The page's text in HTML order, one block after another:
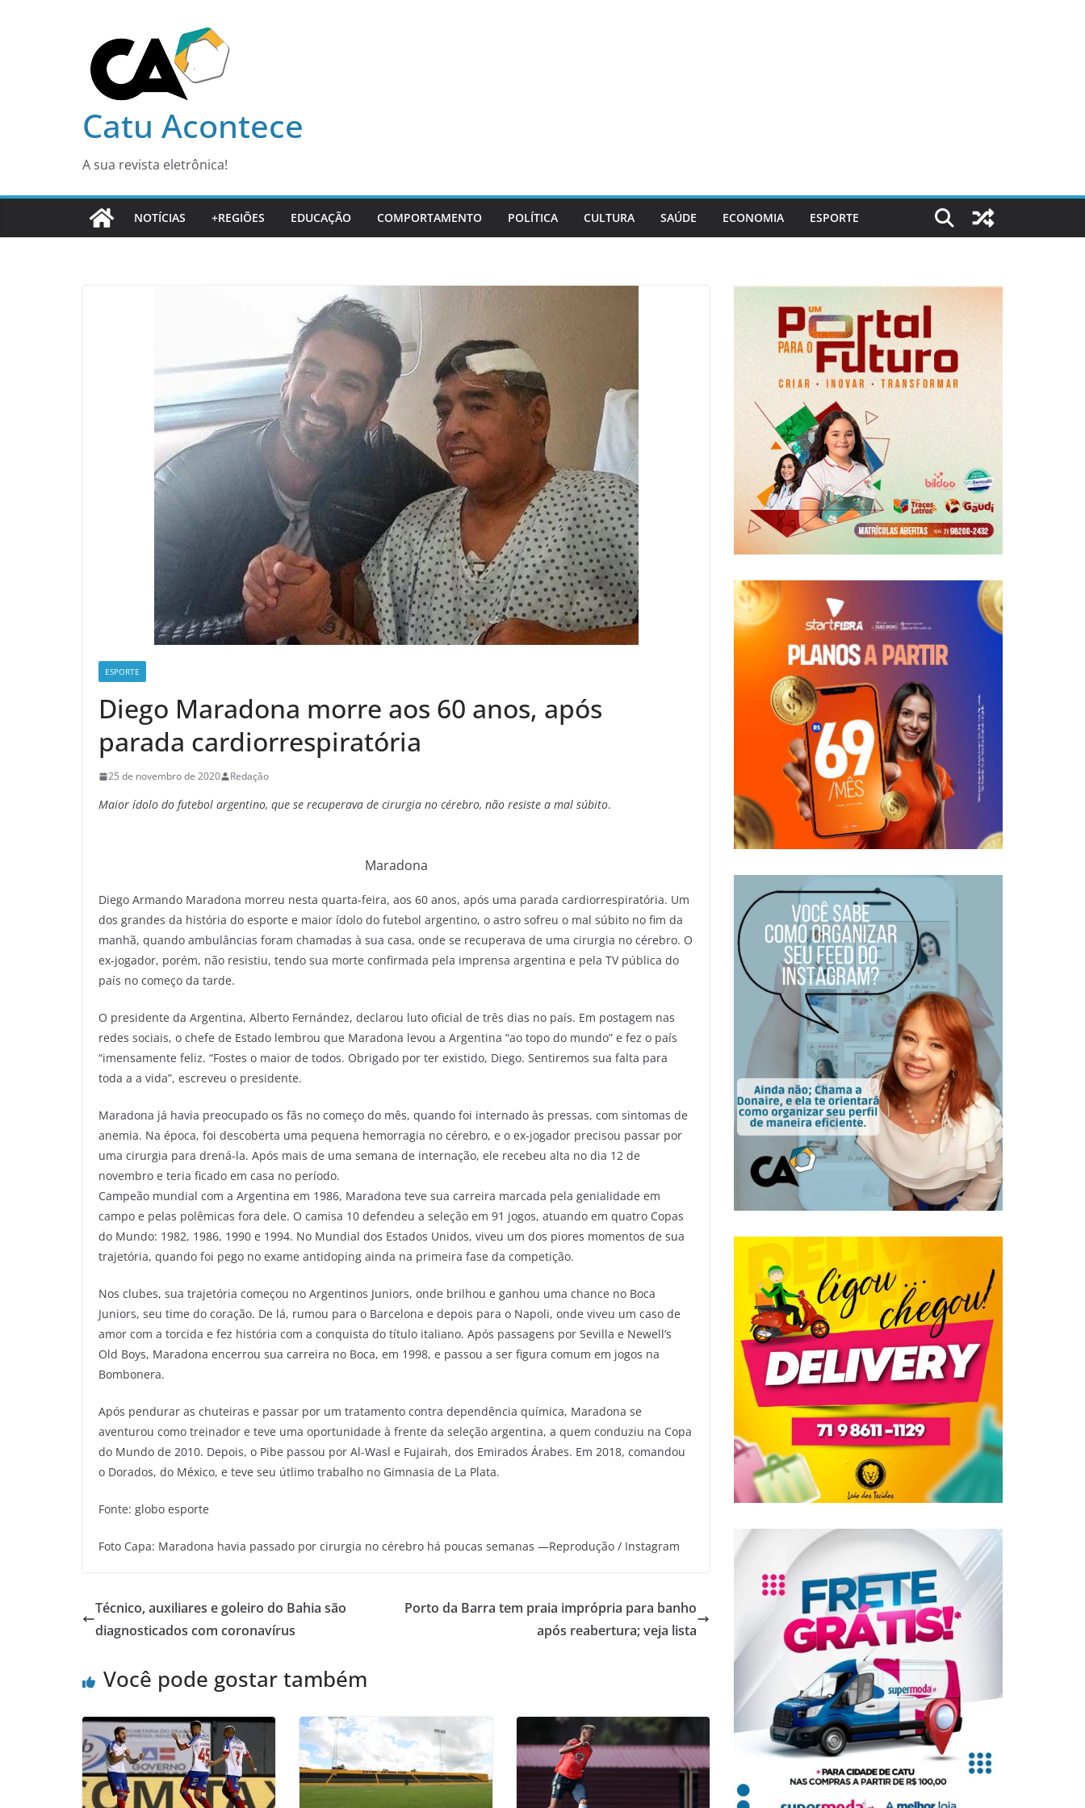
Catu Acontece
A sua revista eletrônica!
NOTÍCIAS +REGIÕES EDUCAÇÃO COMPORTAMENTO POLÍTICA CULTURA SAÚDE ECONOMIA ESPORTE
ESPORTE
Diego Maradona morre aos 60 anos, após
parada cardiorrespiratória
25 de novembro de 2020 Redação
Maior ídolo do futebol argentino, que se recuperava de cirurgia no cérebro, não resiste a mal súbito.
Maradona
Diego Armando Maradona morreu nesta quarta-feira, aos 60 anos, após uma parada cardiorrespiratória. Um
dos grandes da história do esporte e maior ídolo do futebol argentino, o astro sofreu o mal súbito no fim da
manhã, quando ambulâncias foram chamadas à sua casa, onde se recuperava de uma cirurgia no cérebro. O
ex-jogador, porém, não resistiu, tendo sua morte confirmada pela imprensa argentina e pela TV pública do
país no começo da tarde.
O presidente da Argentina, Alberto Fernández, declarou luto oficial de três dias no país. Em postagem nas
redes sociais, o chefe de Estado lembrou que Maradona levou a Argentina “ao topo do mundo” e fez o país
“imensamente feliz. “Fostes o maior de todos. Obrigado por ter existido, Diego. Sentiremos sua falta para
toda a a vida”, escreveu o presidente.
Maradona já havia preocupado os fãs no começo do mês, quando foi internado às pressas, com sintomas de
anemia. Na época, foi descoberta uma pequena hemorragia no cérebro, e o ex-jogador precisou passar por
uma cirurgia para drená-la. Após mais de uma semana de internação, ele recebeu alta no dia 12 de
novembro e teria ficado em casa no período.
Campeão mundial com a Argentina em 1986, Maradona teve sua carreira marcada pela genialidade em
campo e pelas polêmicas fora dele. O camisa 10 defendeu a seleção em 91 jogos, atuando em quatro Copas
do Mundo: 1982, 1986, 1990 e 1994. No Mundial dos Estados Unidos, viveu um dos piores momentos de sua
trajetória, quando foi pego no exame antidoping ainda na primeira fase da competição.
Nos clubes, sua trajetória começou no Argentinos Juniors, onde brilhou e ganhou uma chance no Boca
Juniors, seu time do coração. De lá, rumou para o Barcelona e depois para o Napoli, onde viveu um caso de
amor com a torcida e fez história com a conquista do título italiano. Após passagens por Sevilla e Newell’s
Old Boys, Maradona encerrou sua carreira no Boca, em 1998, e passou a ser figura comum em jogos na
Bombonera.
Após pendurar as chuteiras e passar por um tratamento contra dependência química, Maradona se
aventurou como treinador e teve uma oportunidade à frente da seleção argentina, a quem conduziu na Copa
do Mundo de 2010. Depois, o Pibe passou por Al-Wasl e Fujairah, dos Emirados Árabes. Em 2018, comandou
o Dorados, do México, e teve seu útlimo trabalho no Gimnasia de La Plata.
Fonte: globo esporte
Foto Capa: Maradona havia passado por cirurgia no cérebro há poucas semanas —Reprodução / Instagram
Técnico, auxiliares e goleiro do Bahia são
diagnosticados com coronavírus
Porto da Barra tem praia imprópria para banho
após reabertura; veja lista
Você pode gostar também